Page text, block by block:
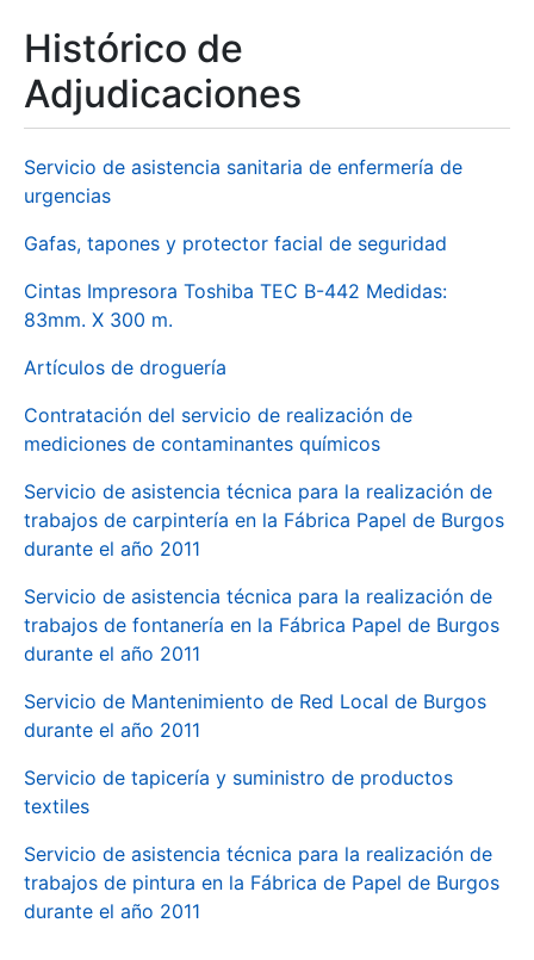
Histórico de
Adjudicaciones
Servicio de asistencia sanitaria de enfermería de
urgencias
Gafas, tapones y protector facial de seguridad
Cintas Impresora Toshiba TEC B-442 Medidas:
83mm. X 300 m.
Artículos de droguería
Contratación del servicio de realización de
mediciones de contaminantes químicos
Servicio de asistencia técnica para la realización de
trabajos de carpintería en la Fábrica Papel de Burgos
durante el año 2011
Servicio de asistencia técnica para la realización de
trabajos de fontanería en la Fábrica Papel de Burgos
durante el año 2011
Servicio de Mantenimiento de Red Local de Burgos
durante el año 2011
Servicio de tapicería y suministro de productos
textiles
Servicio de asistencia técnica para la realización de
trabajos de pintura en la Fábrica de Papel de Burgos
durante el año 2011